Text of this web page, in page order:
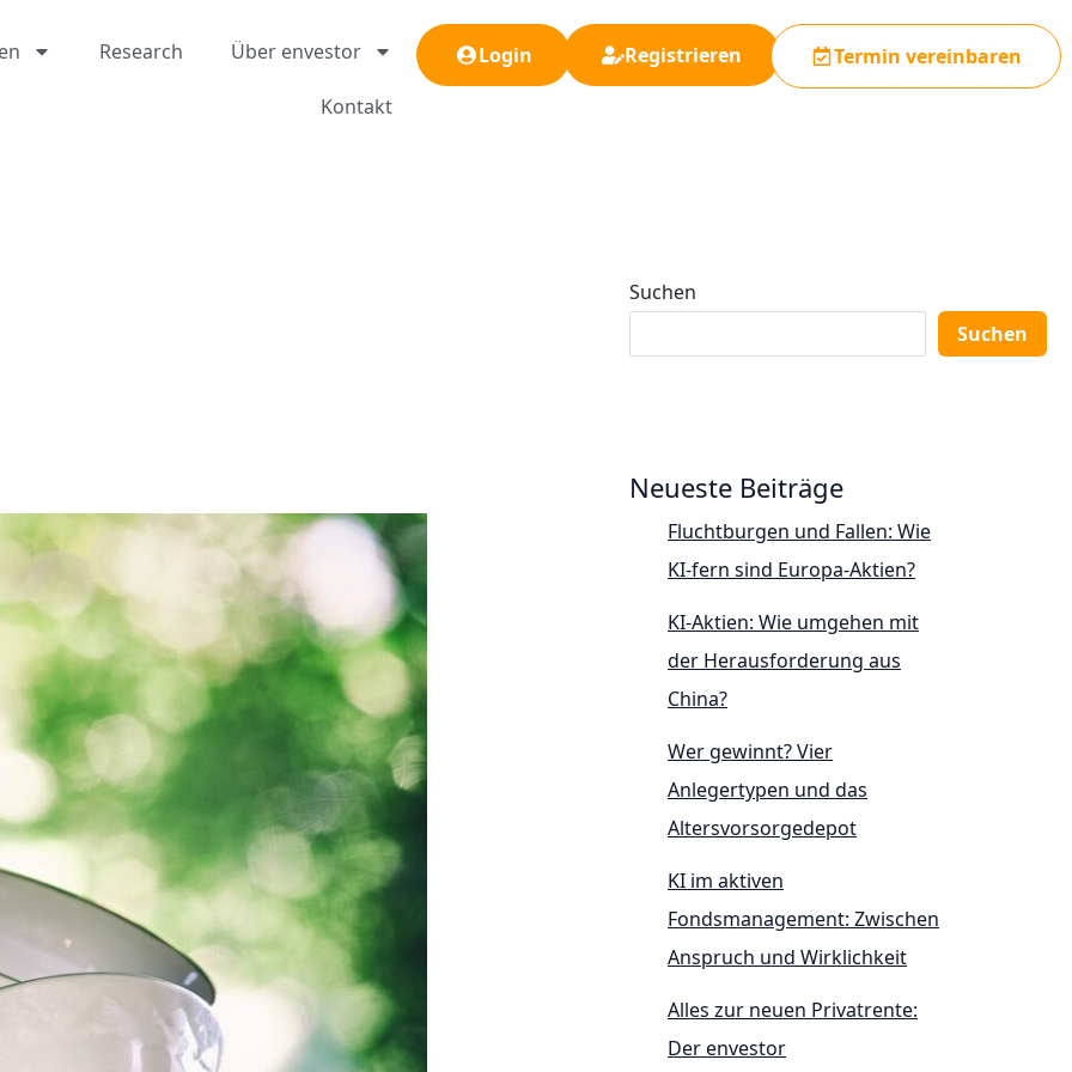
Research Über envestor
Kontakt
Login Registrieren Termin vereinbaren
Suchen
Suchen
Neueste Beiträge
Fluchtburgen und Fallen: Wie
KI-fern sind Europa-Aktien?
KI-Aktien: Wie umgehen mit
der Herausforderung aus
China?
Wer gewinnt? Vier
Anlegertypen und das
Altersvorsorgedepot
KI im aktiven
Fondsmanagement: Zwischen
Anspruch und Wirklichkeit
Alles zur neuen Privatrente:
Der envestor